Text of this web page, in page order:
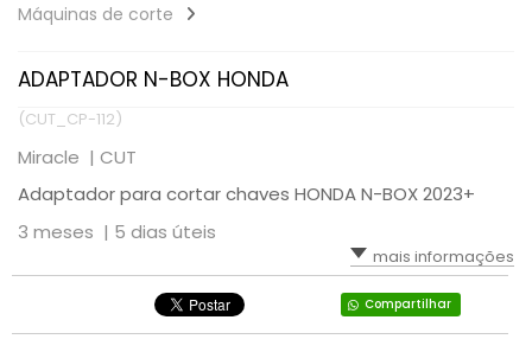
Máquinas de corte
ADAPTADOR N-BOX HONDA
(CUT_CP-112)
Miracle | CUT
Adaptador para cortar chaves HONDA N-BOX 2023+
3 meses | 5 dias úteis
mais informações
Compartilhar